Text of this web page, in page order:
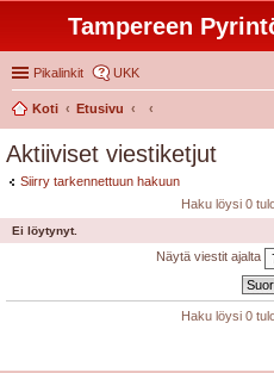
Tampereen
Pikalinkit UKK
Koti
Etusivu
Aktiiviset viestiketjut
Siirry tarkennettuun hakuun
Haku löysi 0
Ei löytynyt.
Näytä viestit ajalta
Haku löysi 0